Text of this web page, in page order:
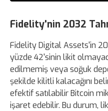
Fidelity'nin 2032
Fidelity Digital Assets'in
yüzde 42'sinin likit
edilmemiş veya soğuk
şekilde kilitli kalacağını
efektif satılabilir Bitcoin
işaret edebilir. Bu durum,